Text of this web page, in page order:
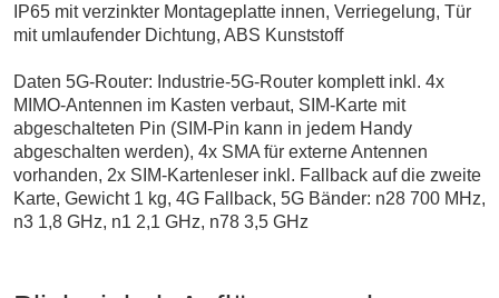
IP65 mit verzinkter Montageplatte innen, Verriegelung, Tür
mit umlaufender Dichtung, ABS Kunststoff
Daten 5G-Router: Industrie-5G-Router komplett inkl. 4x
MIMO-Antennen im Kasten verbaut, SIM-Karte mit
abgeschalteten Pin (SIM-Pin kann in jedem Handy
abgeschalten werden), 4x SMA für externe Antennen
vorhanden, 2x SIM-Kartenleser inkl. Fallback auf die zweite
Karte, Gewicht 1 kg, 4G Fallback, 5G Bänder: n28 700 MHz,
n3 1,8 GHz, n1 2,1 GHz, n78 3,5 GHz